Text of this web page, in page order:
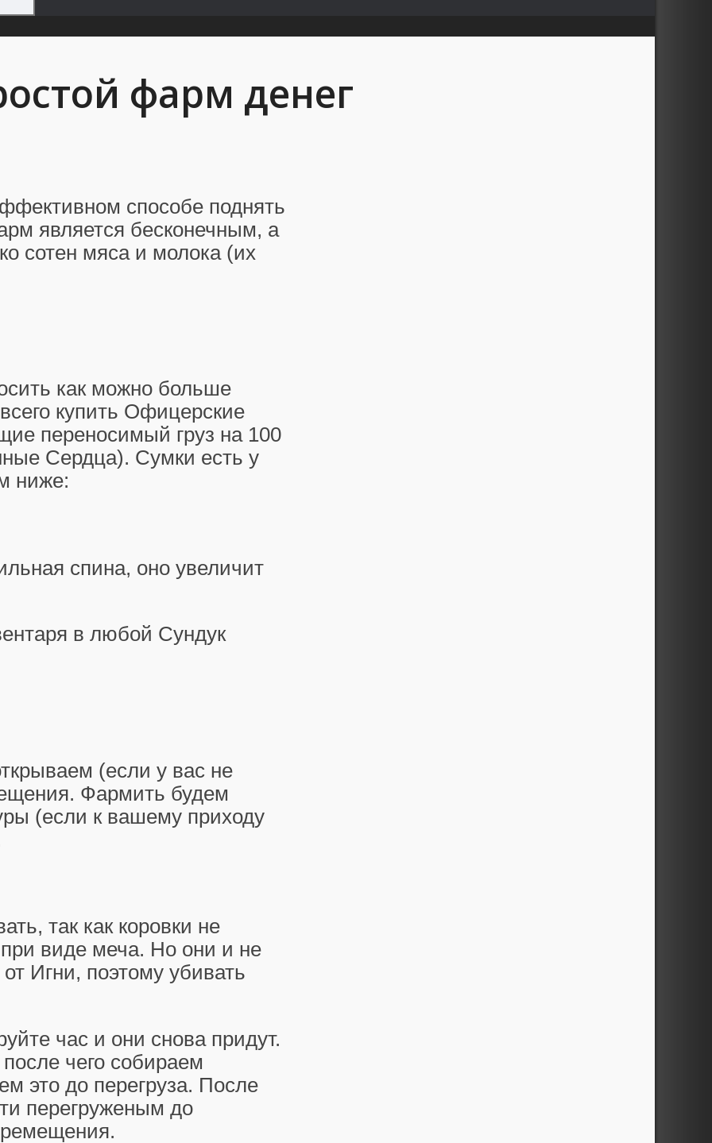
фарм денег
способе поднять
является бесконечным, а
сотен мяса и молока (их
как можно больше
купить Офицерские
переносимый груз на 100
Сердца). Сумки есть у
ниже:
спина, оно увеличит
в любой Сундук
(если у вас не
Фармить будем
(если к вашему приходу
так как коровки не
виде меча. Но они и не
Игни, поэтому убивать
час и они снова придут.
чего собираем
это до перегруза. После
перегруженым до